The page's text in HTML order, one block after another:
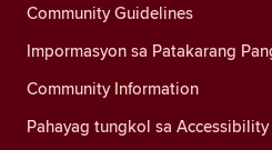
Community Guidelines
Impormasyon sa Patakarang
Community Information
Pahayag tungkol sa Accessibility